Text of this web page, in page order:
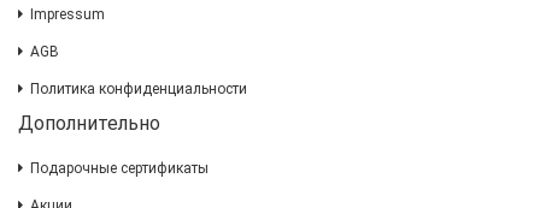
Impressum
AGB
Политика конфиденциальности
Дополнительно
Подарочные сертификаты